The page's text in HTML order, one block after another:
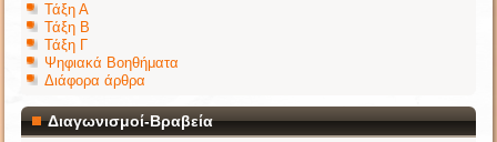
Τάξη Α
Τάξη Β
Τάξη Γ
Ψηφιακά Βοηθήματα
Διάφορα άρθρα
Διαγωνισμοί-Βραβεία